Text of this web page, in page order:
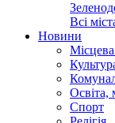
Всі
Новини
Освіта,
Спорт